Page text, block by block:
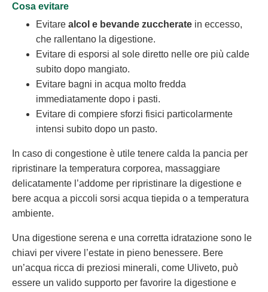
Cosa evitare
Evitare alcol e bevande zuccherate in eccesso,
che rallentano la digestione.
Evitare di esporsi al sole diretto nelle ore più calde
subito dopo mangiato.
Evitare bagni in acqua molto fredda
immediatamente dopo i pasti.
Evitare di compiere sforzi fisici particolarmente
intensi subito dopo un pasto.
In caso di congestione è utile tenere calda la pancia per
ripristinare la temperatura corporea, massaggiare
delicatamente l’addome per ripristinare la digestione e
bere acqua a piccoli sorsi acqua tiepida o a temperatura
ambiente.
Una digestione serena e una corretta idratazione sono le
chiavi per vivere l’estate in pieno benessere. Bere
un’acqua ricca di preziosi minerali, come Uliveto, può
essere un valido supporto per favorire la digestione e